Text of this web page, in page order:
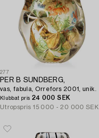
277
PER B SUNDBERG,
vas, fabula, Orrefors 2001, unik.
Klubbat pris 24 000 SEK
Utropspris 15 000 - 20 000 SEK